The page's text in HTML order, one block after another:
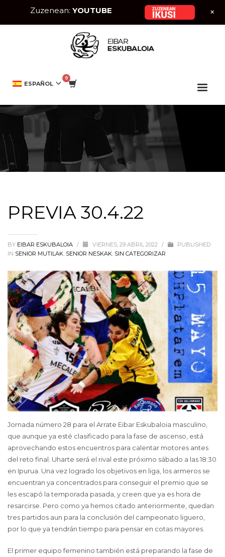
ESPAÑOL
PREVIA 30.4.22
PREVIA 30.4.22
BY EIBAR ESKUBALOIA / VIERNES, 29 ABRIL 2022 /
PUBLISHED
IN SENIOR MUTILAK, SENIOR NESKAK, SIN CATEGORIZAR
Jornada número 28 para el Arrate Eibar Eskubaloia masculino,
que aunque ya esté clasificado para la fase de ascenso, está
aprovechando estos encuentros para calentar motores antes
del reto final. Uharte será el rival este próximo sábado a las 18:30
en Ipurua. Una vez logrado los objetivos en liga, los armeros se
encuentran ya concentrados para conseguir el premio que se
les escapó la temporada pasada, y creen que ya es hora de
resarcirse. Pero como ya hemos citado anteriormente, quedan
tres partidos aun para la conclusión del campeonato liguero,
por lo que ya tendrán tiempo para pensar en cotas mayores.
El primer equipo femenino también está preparando la fase de
Zuzenean: YOUTUBE +